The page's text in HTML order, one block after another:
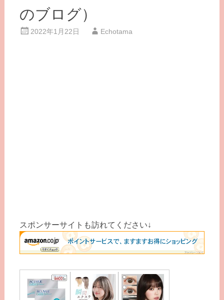
のブログ）
2022年1月22日 Echotama
スポンサーサイトも訪れてください↓